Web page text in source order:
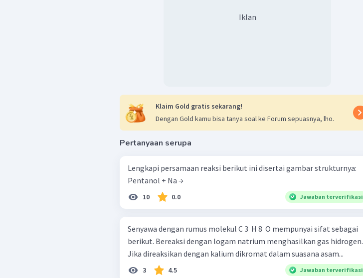
Iklan
Klaim Gold gratis sekarang!
Dengan Gold kamu bisa tanya soal ke Forum sepuasnya, lho.
Pertanyaan serupa
Lengkapi persamaan reaksi berikut ini disertai gambar strukturnya:
Pentanol + Na →
10 0.0 Jawaban terverifikasi
Senyawa dengan rumus molekul C 3 ​ H 8 ​ O mempunyai sifat sebagai
berikut. Bereaksi dengan logam natrium menghasilkan gas hidrogen.
Jika direaksikan dengan kalium dikromat dalam suasana asam...
3 4.5 Jawaban terverifikasi